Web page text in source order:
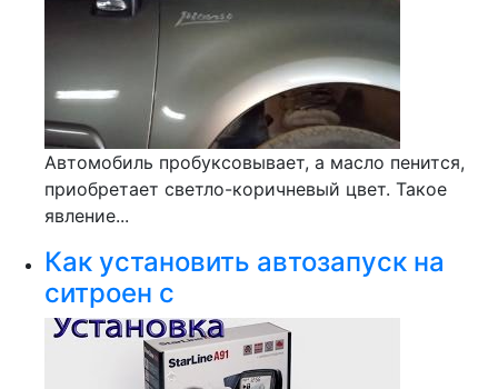
Автомобиль пробуксовывает, а масло пенится,
приобретает светло-коричневый цвет. Такое
явление...
Как установить автозапуск на
ситроен с